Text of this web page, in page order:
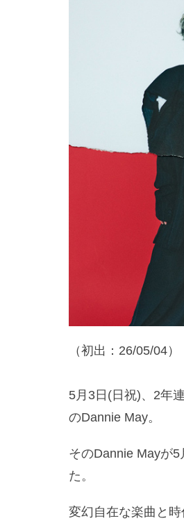
（初出：26/05/04）
5月3日(日祝)、2年
のDannie May。
そのDannie Mayが
た。
変幻自在な楽曲と